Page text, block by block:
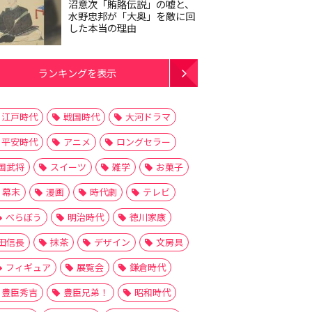
沼意次「賄賂伝説」の嘘と、
水野忠邦が「大奥」を敵に回
した本当の理由
ランキングを表示
江戸時代 戦国時代
大河ドラマ
平安時代
アニメ
ロングセラー
武将
スイーツ 雑学
お菓子
幕末
漫画 時代劇
テレビ
べらぼう
明治時代
徳川家康
信長
抹茶 デザイン
文房具
フィギュア
展覧会
鎌倉時代
豊臣秀吉
豊臣兄弟！
昭和時代